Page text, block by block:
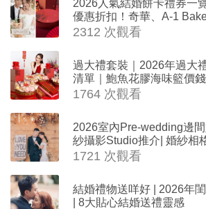
2026人氣結婚餅卡禮券一
優惠折扣！奇華、A-1
ROYCE'、Paul Lafayet、
2312 次觀看
過大禮套裝｜2026年過大
清單｜鮑魚花膠海味籃價
1764 次觀看
2026室內Pre-wedding邊
紗攝影Studio推介| 婚紗相
1721 次觀看
結婚禮物送咩好 | 2026年
| 8大貼心結婚送禮靈感